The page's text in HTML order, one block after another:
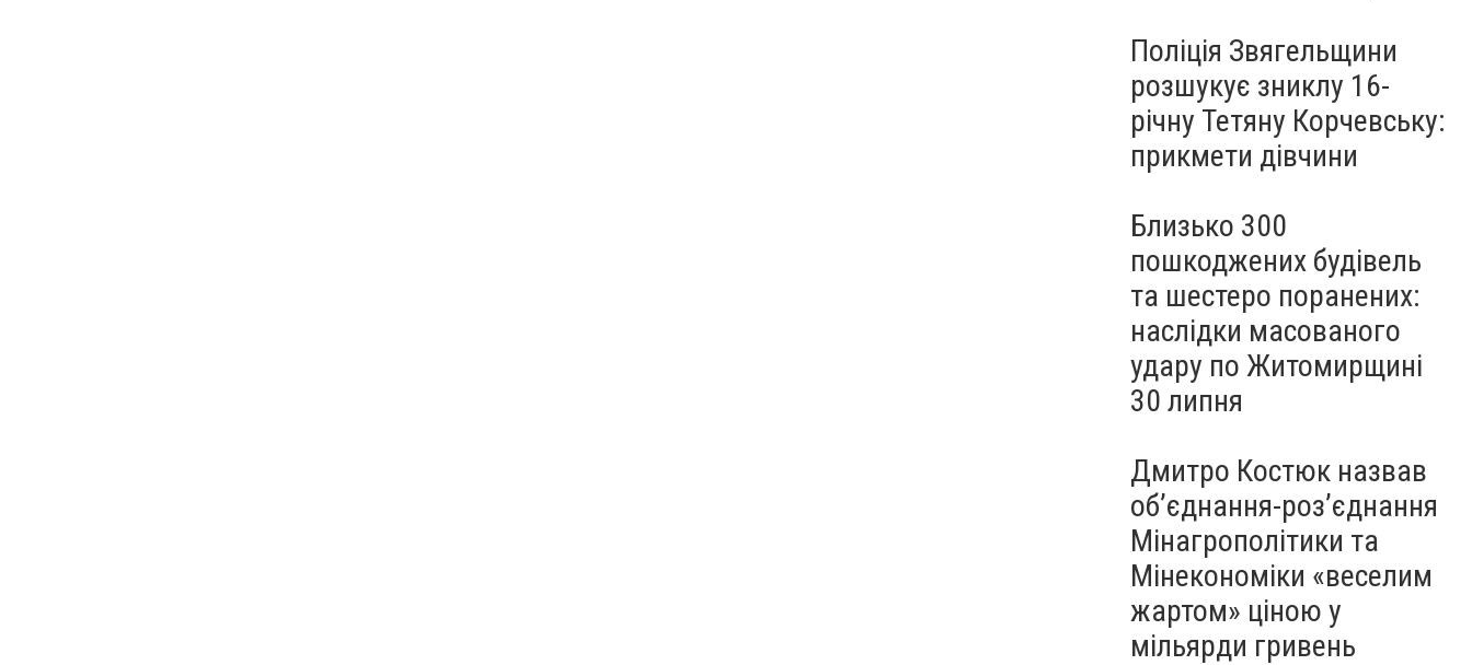
Поліція Звягельщини
розшукує зниклу 16-
річну Тетяну Корчевську:
прикмети дівчини
Близько 300
пошкоджених будівель
та шестеро поранених:
наслідки масованого
удару по Житомирщині
30 липня
Дмитро Костюк назвав
об’єднання-роз’єднання
Мінагрополітики та
Мінекономіки «веселим
жартом» ціною у
мільярди гривень